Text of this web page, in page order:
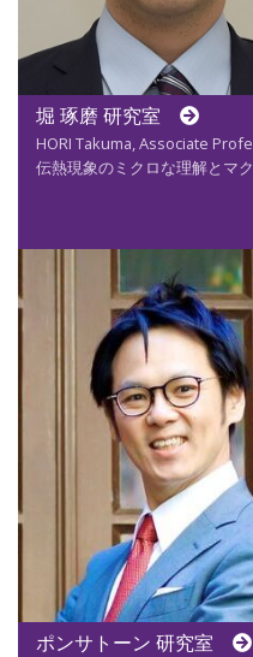
堀 琢磨 研究室
HORI Takuma, Associate
伝熱現象のミクロな理解とマ
ポンサトーン 研究室